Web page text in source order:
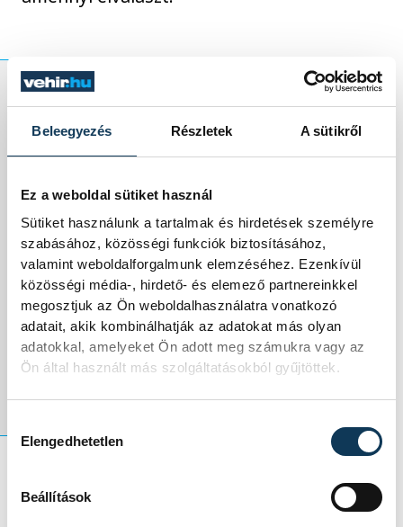
Beleegyezés Részletek A sütikről
Ez a weboldal sütiket használ
Sütiket használunk a tartalmak és hirdetések személyre
szabásához, közösségi funkciók biztosításához,
valamint weboldalforgalmunk elemzéséhez. Ezenkívül
közösségi média-, hirdető- és elemező partnereinkkel
megosztjuk az Ön weboldalhasználatra vonatkozó
adatait, akik kombinálhatják az adatokat más olyan
adatokkal, amelyeket Ön adott meg számukra vagy az
Ön által használt más szolgáltatásokból gyűjtöttek.
Elengedhetetlen
Beállítások
Zárásként úgy
fogalmazott: egy
embernek minden
nehéz, de együtt,
közösségként
semmi sem
lehetetlen.
közélet
szilveszter